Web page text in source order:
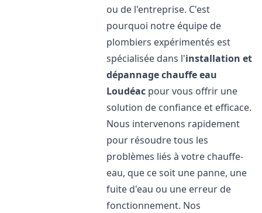
ou de l'entreprise. C'est
pourquoi notre équipe de
plombiers expérimentés est
spécialisée dans l'installation et
dépannage chauffe eau
Loudéac pour vous offrir une
solution de confiance et efficace.
Nous intervenons rapidement
pour résoudre tous les
problèmes liés à votre chauffe-
eau, que ce soit une panne, une
fuite d'eau ou une erreur de
fonctionnement. Nos